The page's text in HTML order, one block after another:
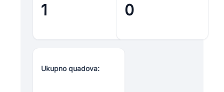
1 0
Ukupno quadova: